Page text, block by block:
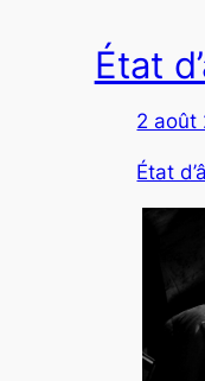
État
2 août
État